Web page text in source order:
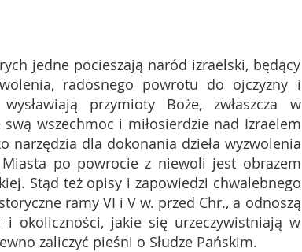
jedne pocieszają naród izraelski, będący
radosnego powrotu do ojczyzny i
przymioty Boże, zwłaszcza w
wszechmoc i miłosierdzie nad Izraelem
narzędzia dla dokonania dzieła wyzwolenia
po powrocie z niewoli jest obrazem
Stąd też opisy i zapowiedzi chwalebnego
ramy VI i V w. przed Chr., a odnoszą
okoliczności, jakie się urzeczywistniają w
zaliczyć pieśni o Słudze Pańskim.